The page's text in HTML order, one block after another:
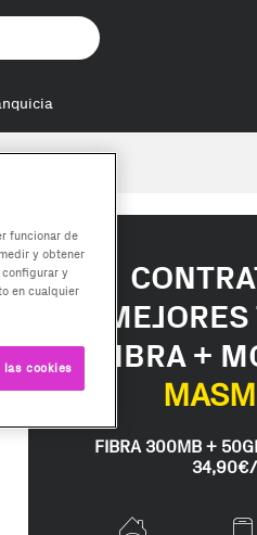
FIBRA +
FIBRA 300MB +
funcionar de
y obtener
y
en cualquier
cookies